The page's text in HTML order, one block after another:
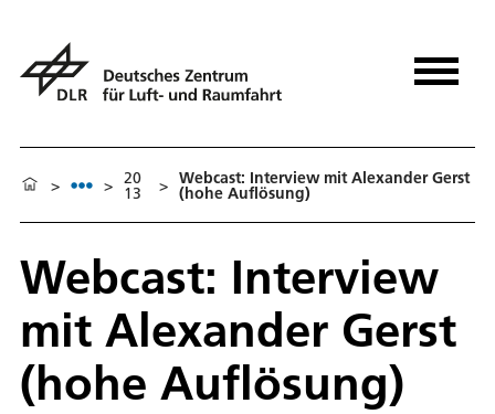
> > 20
13 > Webcast: Interview mit Alexander Gerst
(hohe Auflösung)
Webcast: Interview
mit Alexander Gerst
(hohe Auflösung)